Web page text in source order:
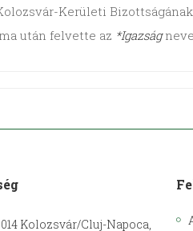
Kerületi
után felvette az *Igazság
Kolozsvár/Cluj-Napoca,